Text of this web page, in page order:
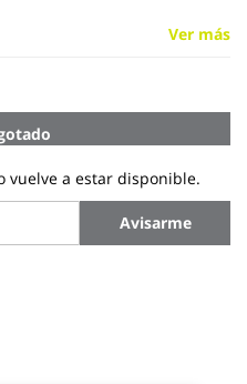
Ver más
vuelve a estar disponible.
Avisarme